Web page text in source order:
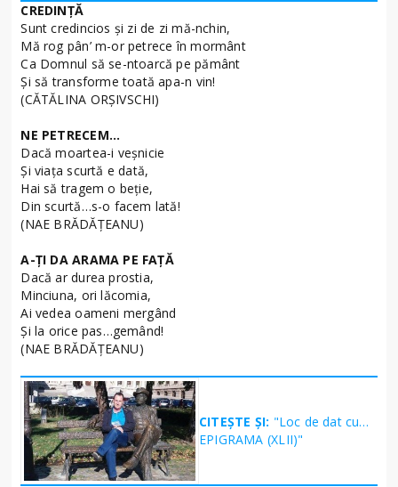
CREDINŢĂ
Sunt credincios şi zi de zi mă-nchin,
Mă rog pân’ m-or petrece în mormânt
Ca Domnul să se-ntoarcă pe pământ
Şi să transforme toată apa-n vin!
(CĂTĂLINA ORŞIVSCHI)
NE PETRECEM…
Dacă moartea-i veşnicie
Şi viaţa scurtă e dată,
Hai să tragem o beţie,
Din scurtă…s-o facem lată!
(NAE BRĂDĂŢEANU)
A-ŢI DA ARAMA PE FAŢĂ
Dacă ar durea prostia,
Minciuna, ori lăcomia,
Ai vedea oameni mergând
Şi la orice pas…gemând!
(NAE BRĂDĂŢEANU)
CITEȘTE ȘI: "Loc de dat cu…
EPIGRAMA (XLII)"